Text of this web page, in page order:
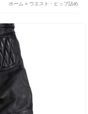
ホーム » ウエスト・ヒップ詰め